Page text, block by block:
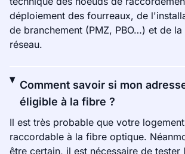
déploiement des fourreaux, de
de branchement (PMZ, PBO…) et de
réseau.
Comment savoir si mon
éligible à la fibre ?
Il est très probable que votre
raccordable à la fibre optique.
être certain, il est nécessaire de tester